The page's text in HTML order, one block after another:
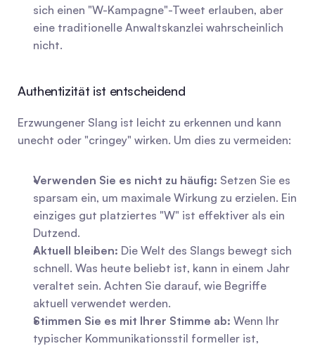
sich einen "W-Kampagne"-Tweet erlauben, aber
eine traditionelle Anwaltskanzlei wahrscheinlich
nicht.
Authentizität ist entscheidend
Erzwungener Slang ist leicht zu erkennen und kann
unecht oder "cringey" wirken. Um dies zu vermeiden:
Verwenden Sie es nicht zu häufig: Setzen Sie es
sparsam ein, um maximale Wirkung zu erzielen. Ein
einziges gut platziertes "W" ist effektiver als ein
Dutzend.
Aktuell bleiben: Die Welt des Slangs bewegt sich
schnell. Was heute beliebt ist, kann in einem Jahr
veraltet sein. Achten Sie darauf, wie Begriffe
aktuell verwendet werden.
Stimmen Sie es mit Ihrer Stimme ab: Wenn Ihr
typischer Kommunikationsstil formeller ist,